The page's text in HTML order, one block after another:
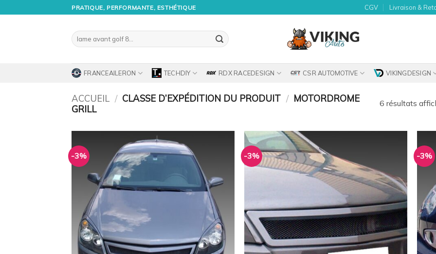
au
PRATIQUE, PERFORMANTE, ESTHÉTIQUE CGV Livraison &
Recherche
pour :
FRANCEAILERON TECHDIY RDX RACEDESIGN CSR AUTOMOTIVE VIKINGDESIGN
ACCUEIL / CLASSE D’EXPÉDITION DU PRODUIT / MOTORDROME
GRILL
6 résultats
-3% -3%
wishlist
-3%